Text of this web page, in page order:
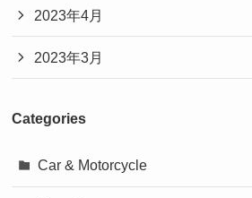
2023年4月
2023年3月
Categories
Car & Motorcycle